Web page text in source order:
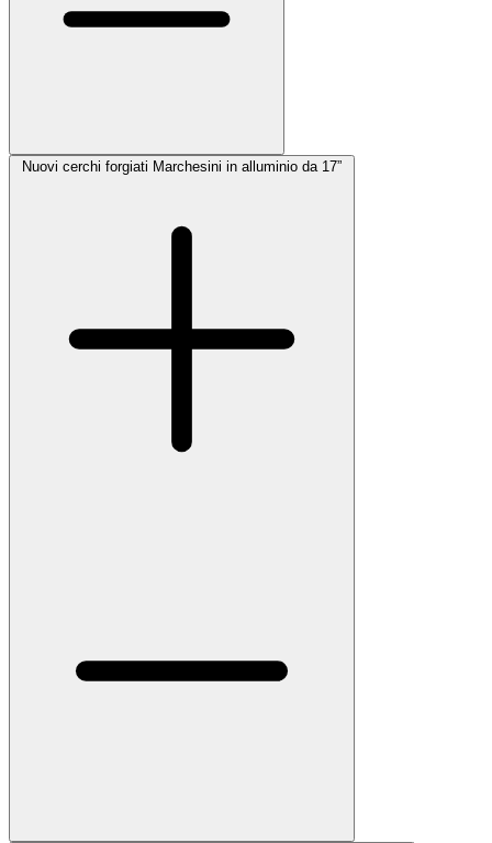
Nuovi cerchi forgiati Marchesini in alluminio da 17”